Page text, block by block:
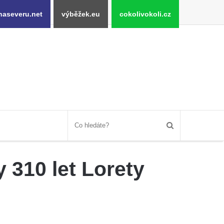
výběžek.eu cokolivokoli.cz
310 let Lorety